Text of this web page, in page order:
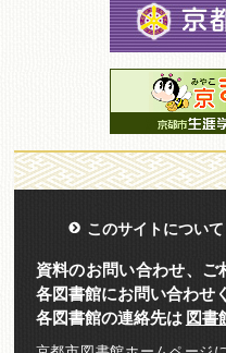
このサイトについて
資料のお問い合わせ、
各図書館にお問い合わせ
各図書館の連絡先は 図書